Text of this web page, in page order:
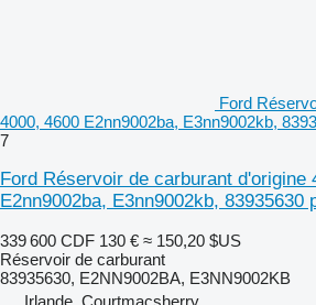
Ford
4000, 4600 E2nn9002ba, E3nn9002kb,
7
Ford Réservoir de carburant d'origine
E2nn9002ba, E3nn9002kb, 83935630
339 600 CDF 130 € ≈ 150,20 $US
Réservoir de carburant
83935630, E2NN9002BA, E3NN9002KB
Irlande, Courtmacsherry